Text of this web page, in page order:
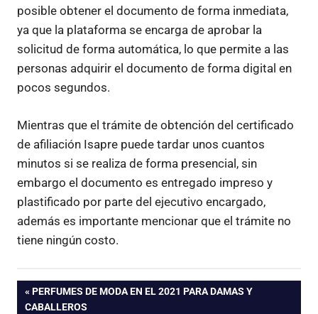
posible obtener el documento de forma inmediata,
ya que la plataforma se encarga de aprobar la
solicitud de forma automática, lo que permite a las
personas adquirir el documento de forma digital en
pocos segundos.
Mientras que el trámite de obtención del certificado
de afiliación Isapre puede tardar unos cuantos
minutos si se realiza de forma presencial, sin
embargo el documento es entregado impreso y
plastificado por parte del ejecutivo encargado,
además es importante mencionar que el trámite no
tiene ningún costo.
Navegación
ENTRADA
ANTERIOR:
PERFUMES DE MODA EN EL 2021 PARA DAMAS Y
CABALLEROS